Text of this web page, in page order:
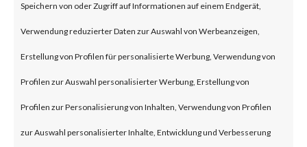
Speichern von oder Zugriff auf Informationen auf einem Endgerät,
Verwendung reduzierter Daten zur Auswahl von Werbeanzeigen,
Erstellung von Profilen für personalisierte Werbung, Verwendung von
Profilen zur Auswahl personalisierter Werbung, Erstellung von
Profilen zur Personalisierung von Inhalten, Verwendung von Profilen
zur Auswahl personalisierter Inhalte, Entwicklung und Verbesserung
underground forums as such use
of BlackLotus will likely increase
in attacks.What is BlackLotus?
BlackLotus is a malware that
can bypass UEFI Secure Boot
feature to install itself and